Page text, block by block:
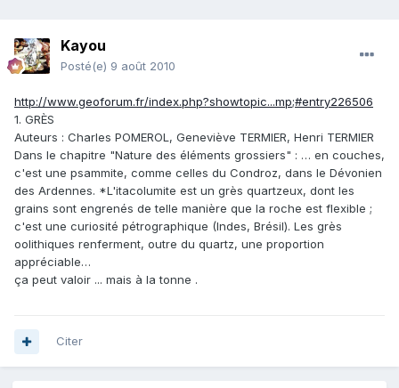
Kayou
Posté(e) 9 août 2010
http://www.geoforum.fr/index.php?showtopic...mp;#entry226506
1. GRÈS
Auteurs : Charles POMEROL, Geneviève TERMIER, Henri TERMIER
Dans le chapitre "Nature des éléments grossiers" : … en couches,
c'est une psammite, comme celles du Condroz, dans le Dévonien
des Ardennes. *L'itacolumite est un grès quartzeux, dont les
grains sont engrenés de telle manière que la roche est flexible ;
c'est une curiosité pétrographique (Indes, Brésil). Les grès
oolithiques renferment, outre du quartz, une proportion
appréciable…
ça peut valoir ... mais à la tonne .
Citer